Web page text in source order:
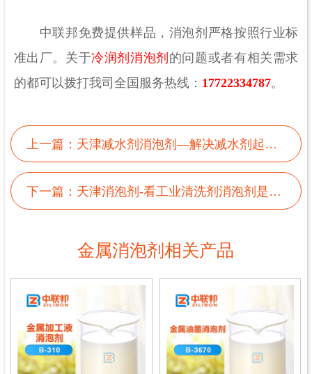
中联邦免费提供样品，消泡剂严格按照行业标
准出厂。关于冷润剂消泡剂 的问题或者有相关需求
的都可以拨打我司全国服务热线： 17722334787。
上一篇： 天津减水剂消泡剂—解决减水剂起泡问题
下一篇： 天津消泡剂-看工业清洗剂消泡剂是如何解决起泡问题
金属消泡剂相关产品